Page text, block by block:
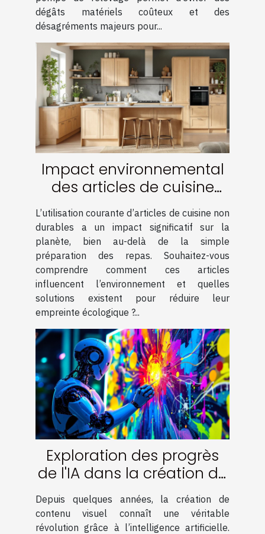
dégâts matériels coûteux et des
désagréments majeurs pour...
Impact environnemental
des articles de cuisine
non durables : quelle
alternative ?
L’utilisation courante d’articles de cuisine non
durables a un impact significatif sur la
planète, bien au-delà de la simple
préparation des repas. Souhaitez-vous
comprendre comment ces articles
influencent l’environnement et quelles
solutions existent pour réduire leur
empreinte écologique ?...
Exploration des progrès
de l'IA dans la création de
contenu visuel
Depuis quelques années, la création de
contenu visuel connaît une véritable
révolution grâce à l’intelligence artificielle.